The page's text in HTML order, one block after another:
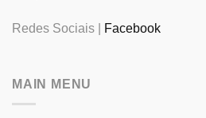
Redes Sociais | Facebook
MAIN MENU